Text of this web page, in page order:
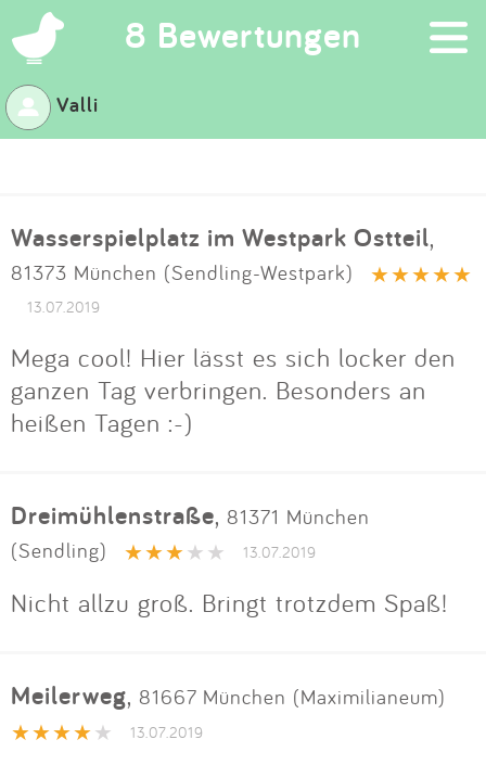
8 Bewertungen ×
Suchen
App
Partner
Valli
Wasserspielplatz im Westpark Ostteil,
81373 München (Sendling-Westpark)
13.07.2019
Mega cool! Hier lässt es sich locker den
ganzen Tag verbringen. Besonders an
heißen Tagen :-)
Dreimühlenstraße, 81371 München
(Sendling)
13.07.2019
Nicht allzu groß. Bringt trotzdem Spaß!
Meilerweg, 81667 München (Maximilianeum)
13.07.2019